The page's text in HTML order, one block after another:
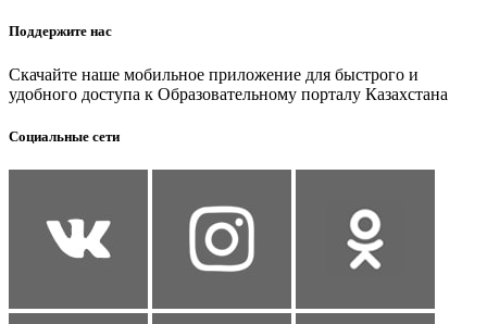
Поддержите нас
Скачайте наше мобильное приложение для быстрого и
удобного доступа к Образовательному порталу Казахстана
Социальные сети